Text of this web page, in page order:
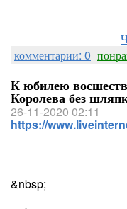
комментарии: 0
К юбилею
Королева без
26-11-2020 02:11
https://
&nbsp;